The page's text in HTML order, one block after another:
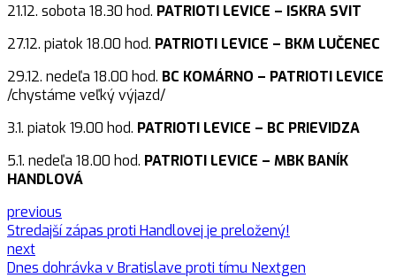
21.12. sobota 18.30 hod. PATRIOTI LEVICE – ISKRA SVIT
27.12. piatok 18.00 hod. PATRIOTI LEVICE – BKM LUČENEC
29.12. nedeľa 18.00 hod. BC KOMÁRNO – PATRIOTI LEVICE
/chystáme veľký výjazd/
3.1. piatok 19.00 hod. PATRIOTI LEVICE – BC PRIEVIDZA
5.1. nedeľa 18.00 hod. PATRIOTI LEVICE – MBK BANÍK
HANDLOVÁ
previous
Stredajší zápas proti Handlovej je preložený!
next
Dnes dohrávka v Bratislave proti tímu Nextgen